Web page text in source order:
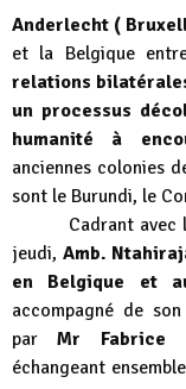
Anderlecht (
et la Belgique
relations
un processus
humanité à
anciennes colonies
sont le Burundi, le
Cadrant avec la
jeudi, Amb.
en Belgique et
accompagné de
parMr Fabrice
échangeant